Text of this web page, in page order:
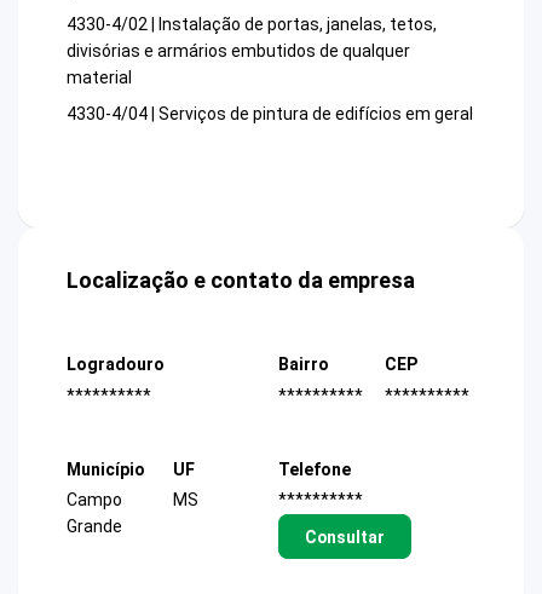
4330-4/02 | Instalação de portas, janelas, tetos,
divisórias e armários embutidos de qualquer
material
4330-4/04 | Serviços de pintura de edifícios em geral
Localização e contato da empresa
Logradouro
**********
Bairro
**********
CEP
**********
Município
Campo
Grande
UF
MS
Telefone
**********
Consultar